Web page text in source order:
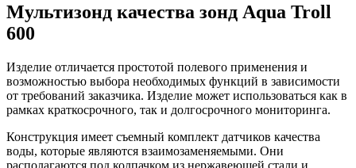
Мультизонд качества зонд Aqua Troll
600
Изделие отличается простотой полевого применения и
возможностью выбора необходимых функций в зависимости
от требований заказчика. Изделие может использоваться как в
рамках краткосрочного, так и долгосрочного мониторинга.
Конструкция имеет съемный комплект датчиков качества
воды, которые являются взаимозаменяемыми. Они
располагаются под колпачком из нержавеющей стали и